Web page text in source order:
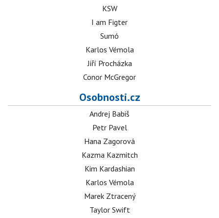
KSW
I am Figter
Sumó
Karlos Vémola
Jiří Procházka
Conor McGregor
Osobnosti.cz
Andrej Babiš
Petr Pavel
Hana Zagorová
Kazma Kazmitch
Kim Kardashian
Karlos Vémola
Marek Ztracený
Taylor Swift